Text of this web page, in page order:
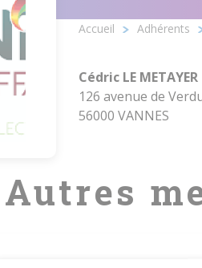
Fil
Accueil Adhérents
Cédric LE METAYER
126 avenue de
56000 VANNES
Autres